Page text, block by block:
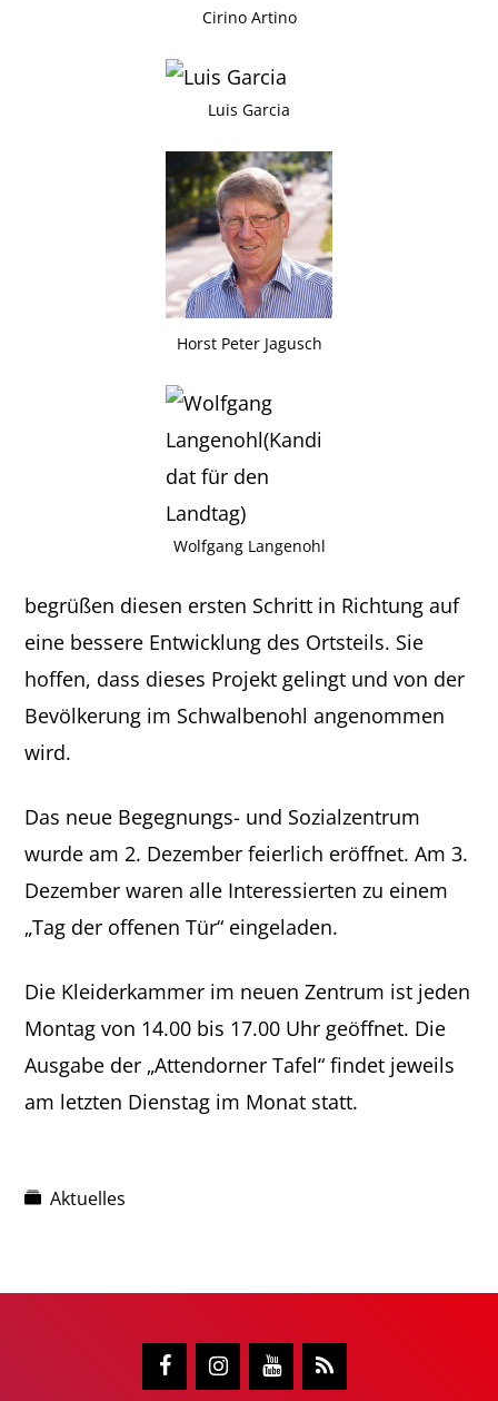
Cirino Artino
Luis Garcia
Horst Peter Jagusch
Wolfgang Langenohl
begrüßen diesen ersten Schritt in Richtung auf
eine bessere Entwicklung des Ortsteils. Sie
hoffen, dass dieses Projekt gelingt und von der
Bevölkerung im Schwalbenohl angenommen
wird.
Das neue Begegnungs- und Sozialzentrum
wurde am 2. Dezember feierlich eröffnet. Am 3.
Dezember waren alle Interessierten zu einem
„Tag der offenen Tür“ eingeladen.
Die Kleiderkammer im neuen Zentrum ist jeden
Montag von 14.00 bis 17.00 Uhr geöffnet. Die
Ausgabe der „Attendorner Tafel“ findet jeweils
am letzten Dienstag im Monat statt.
Aktuelles